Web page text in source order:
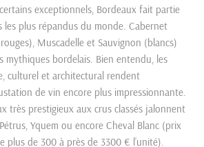
exceptionnels, Bordeaux fait partie
les plus répandus du monde. Cabernet
Muscadelle et Sauvignon (blancs)
mythiques bordelais. Bien entendu, les
culturel et architectural rendent
de vin encore plus impressionnante.
très prestigieux aux crus classés jalonnent
Yquem ou encore Cheval Blanc (prix
plus de 300 à près de 3300 € l’unité).